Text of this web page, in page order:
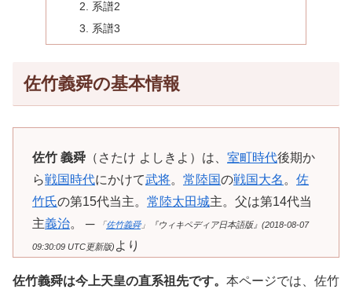
系譜2
系譜3
佐竹義舜の基本情報
佐竹 義舜 （さたけ よしきよ）は、 室町時代後期か
ら戦国時代にかけて武将。 常陸国の戦国大名。 佐
竹氏の第15代当主。 常陸太田城主。父は第14代当
主義治。 ─ 「 佐竹義舜」『ウィキペディア日本語版』(2018-08-07
09:30:09 UTC更新版) より
佐竹義舜は今上天皇の直系祖先です。 本ページでは、佐竹